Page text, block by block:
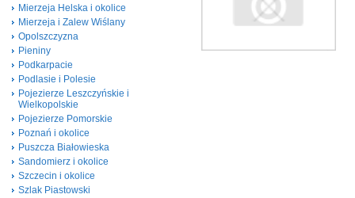
Mierzeja Helska i okolice
Mierzeja i Zalew Wiślany
Opolszczyzna
Pieniny
Podkarpacie
Podlasie i Polesie
Pojezierze Leszczyńskie i
Wielkopolskie
Pojezierze Pomorskie
Poznań i okolice
Puszcza Białowieska
Sandomierz i okolice
Szczecin i okolice
Szlak Piastowski